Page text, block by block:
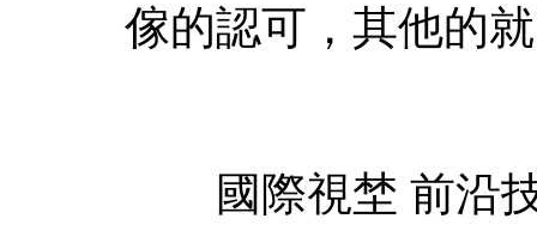
傢的認可，其他的
國際視埜 前沿